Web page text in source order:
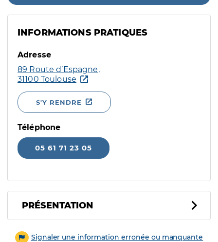
INFORMATIONS PRATIQUES
Adresse
89 Route d’Espagne,
31100 Toulouse
S'Y RENDRE
Téléphone
05 61 71 23 05
PRÉSENTATION
Signaler une information erronée ou manquante